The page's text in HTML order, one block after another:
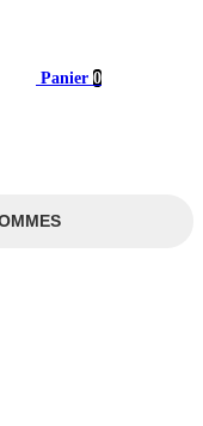
Panier 0